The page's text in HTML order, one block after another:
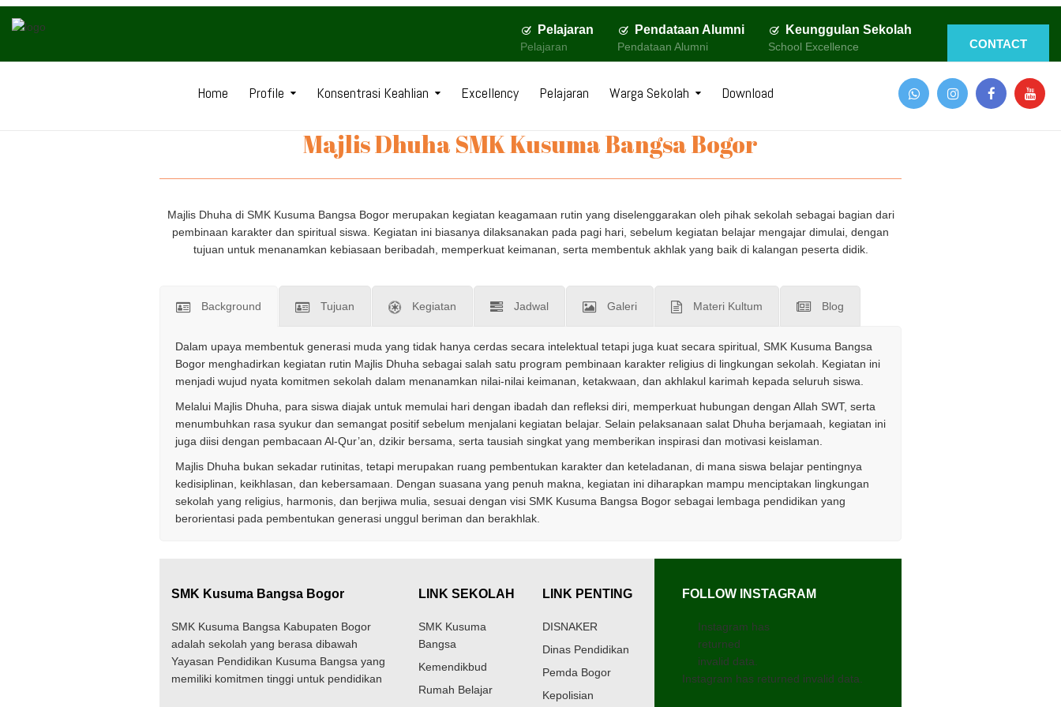
CONTACT
Keunggulan Sekolah
School Excellence
Pendataan Alumni
Pendataan Alumni
Pelajaran
Pelajaran
Home Profile Konsentrasi Keahlian Excellency Pelajaran Warga Sekolah Download
Majlis Dhuha SMK Kusuma Bangsa Bogor
Majlis Dhuha di SMK Kusuma Bangsa Bogor merupakan kegiatan keagamaan rutin yang diselenggarakan oleh pihak sekolah sebagai bagian dari
pembinaan karakter dan spiritual siswa. Kegiatan ini biasanya dilaksanakan pada pagi hari, sebelum kegiatan belajar mengajar dimulai, dengan
tujuan untuk menanamkan kebiasaan beribadah, memperkuat keimanan, serta membentuk akhlak yang baik di kalangan peserta didik.
Background Tujuan Kegiatan Jadwal Galeri Materi Kultum Blog
Dalam upaya membentuk generasi muda yang tidak hanya cerdas secara intelektual tetapi juga kuat secara spiritual, SMK Kusuma Bangsa
Bogor menghadirkan kegiatan rutin Majlis Dhuha sebagai salah satu program pembinaan karakter religius di lingkungan sekolah. Kegiatan ini
menjadi wujud nyata komitmen sekolah dalam menanamkan nilai-nilai keimanan, ketakwaan, dan akhlakul karimah kepada seluruh siswa.
Melalui Majlis Dhuha, para siswa diajak untuk memulai hari dengan ibadah dan refleksi diri, memperkuat hubungan dengan Allah SWT, serta
menumbuhkan rasa syukur dan semangat positif sebelum menjalani kegiatan belajar. Selain pelaksanaan salat Dhuha berjamaah, kegiatan ini
juga diisi dengan pembacaan Al-Qur’an, dzikir bersama, serta tausiah singkat yang memberikan inspirasi dan motivasi keislaman.
Majlis Dhuha bukan sekadar rutinitas, tetapi merupakan ruang pembentukan karakter dan keteladanan, di mana siswa belajar pentingnya
kedisiplinan, keikhlasan, dan kebersamaan. Dengan suasana yang penuh makna, kegiatan ini diharapkan mampu menciptakan lingkungan
sekolah yang religius, harmonis, dan berjiwa mulia, sesuai dengan visi SMK Kusuma Bangsa Bogor sebagai lembaga pendidikan yang
berorientasi pada pembentukan generasi unggul beriman dan berakhlak.
SMK Kusuma Bangsa Bogor
SMK Kusuma Bangsa Kabupaten Bogor
adalah sekolah yang berasa dibawah
Yayasan Pendidikan Kusuma Bangsa yang
memiliki komitmen tinggi untuk pendidikan
LINK SEKOLAH
SMK Kusuma
Bangsa
Kemendikbud
Rumah Belajar
LINK PENTING
DISNAKER
Dinas Pendidikan
Pemda Bogor
Kepolisian
FOLLOW INSTAGRAM
Instagram has
returned
invalid data.
Instagram has returned invalid data.